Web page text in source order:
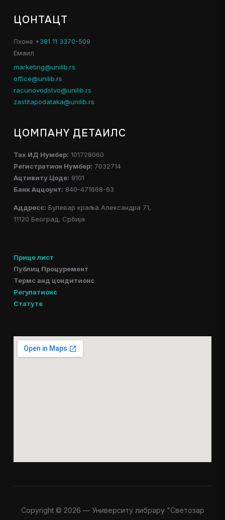
ЦОНТАЦТ
Пхоне +381 11 3370-509
Емаил
marketing@unilib.rs
office@unilib.rs
racunovodstvo@unilib.rs
zastitapodataka@unilib.rs
ЦОМПАНY ДЕТАИЛС
Таx ИД Нумбер: 101728060
Регистратион Нумбер: 7032714
Ацтивитy Цоде: 9101
Банк Аццоунт: 840-471668-63
Аддресс: Булевар краља Александра 71,
11120 Београд, Србија
Прице лист
Публиц Процуремент
Термс анд цондитионс
Регулатионс
Статуте
Copyright © 2026 — Университy либрарy "Светозар